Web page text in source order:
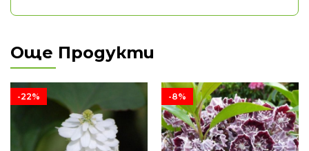
Още Продукти
-22% -8%